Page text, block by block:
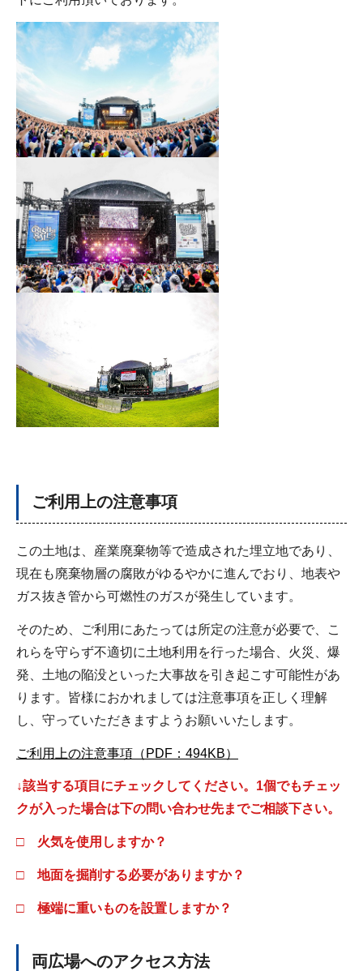
ご利用上の注意事項
この土地は、産業廃棄物等で造成された埋立地であり、
現在も廃棄物層の腐敗がゆるやかに進んでおり、地表や
ガス抜き管から可燃性のガスが発生しています。
そのため、ご利用にあたっては所定の注意が必要で、こ
れらを守らず不適切に土地利用を行った場合、火災、爆
発、土地の陥没といった大事故を引き起こす可能性があ
ります。皆様におかれましては注意事項を正しく理解
し、守っていただきますようお願いいたします。
ご利用上の注意事項（PDF：494KB）
↓該当する項目にチェックしてください。1個でもチェッ
クが入った場合は下の問い合わせ先までご相談下さい。
□ 火気を使用しますか？
□ 地面を掘削する必要がありますか？
□ 極端に重いものを設置しますか？
両広場へのアクセス方法